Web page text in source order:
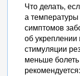
Что делать,
а
симптомов
об
стимуляции
меньше
рекомендуется: